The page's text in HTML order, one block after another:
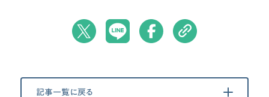
記事一覧に戻る